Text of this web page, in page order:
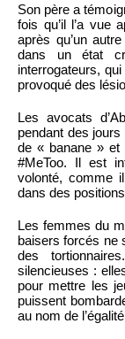
Son père a
fois qu’il l’a vue
après qu’un
dans un état
interrogateurs,
provoqué des
Les avocats
pendant des
de « banane » et
#MeToo. Il est
volonté, comme
dans des
Les femmes du
baisers forcés ne
des
silencieuses :
pour mettre les
puissent
au nom de